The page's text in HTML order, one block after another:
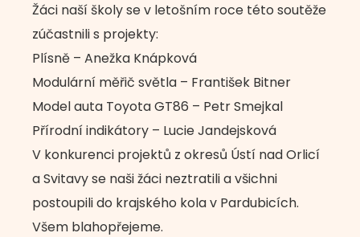
Žáci naší školy se v letošním roce této soutěže
zúčastnili s projekty:
Plísně – Anežka Knápková
Modulární měřič světla – František Bitner
Model auta Toyota GT86 – Petr Smejkal
Přírodní indikátory – Lucie Jandejsková
V konkurenci projektů z okresů Ústí nad Orlicí
a Svitavy se naši žáci neztratili a všichni
postoupili do krajského kola v Pardubicích.
Všem blahopřejeme.